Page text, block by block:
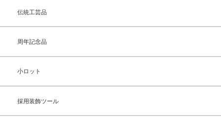
伝統工芸品
周年記念品
小ロット
採用装飾ツール